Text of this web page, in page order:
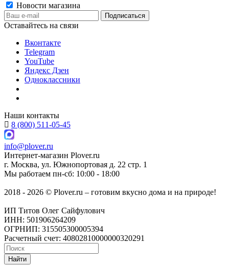
Новости магазина
Оставайтесь на связи
Вконтакте
Telegram
YouTube
Яндекс Дзен
Одноклассники
Наши контакты
8 (800) 511-05-45
info@plover.ru
Интернет-магазин Plover.ru
г. Москва, ул. Южнопортовая д. 22 стр. 1
Мы работаем пн-сб: 10:00 - 18:00
2018 - 2026 © Plover.ru – готовим вкусно дома и на природе!
ИП Титов Олег Сайфулович
ИНН: 501906264209
ОГРНИП: 315505300005394
Расчетный счет: 40802810000000320291
Найти